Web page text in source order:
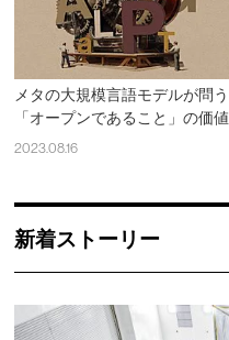
メタの大規模言語モデルが問う
「オープンであること」の価値
2023.08.16
新着ストーリー